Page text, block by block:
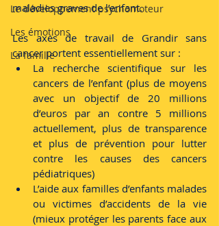
Le développement psychomoteur
Les émotions
La famille
maladies graves de l’enfant.
Les axes de travail de Grandir sans
cancer portent essentiellement sur :
La recherche scientifique sur les
cancers de l’enfant (plus de moyens
avec un objectif de 20 millions
d’euros par an contre 5 millions
actuellement, plus de transparence
et plus de prévention pour lutter
contre les causes des cancers
pédiatriques)
L’aide aux familles d’enfants malades
ou victimes d’accidents de la vie
(mieux protéger les parents face aux